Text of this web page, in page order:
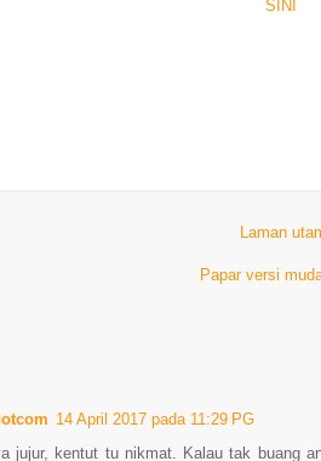
SINI
Laman
Papar versi
14 April 2017 pada 11:29 PG
jujur, kentut tu nikmat. Kalau tak buang